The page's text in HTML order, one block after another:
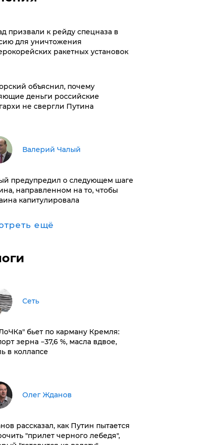
призвали к рейду спецназа в
для уничтожения
ракетных установок
объяснил, почему
деньги российские
не свергли Путина
Валерий Чалый
предупредил о следующем шаге
направленном на то, чтобы
капитулировала
ещё
Сеть
бьет по карману Кремля:
зерна −37,6 %, масла вдвое,
в коллапсе
Олег Жданов
рассказал, как Путин пытается
"прилет черного лебедя",